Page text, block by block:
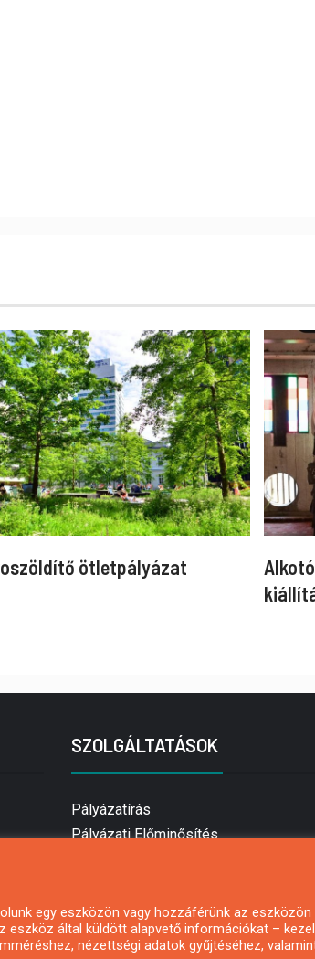
ötletpályázat
SZOLGÁLTATÁSOK
Pályázatírás
Pályázati Előminősítés
Mezőgazdasági pályázatírás
Pályázatírás magánszemélyeknek
egy eszközön vagy hozzáférünk az
eszköz által küldött alapvető információkat –
nézettségi adatok gyűjtéséhez,